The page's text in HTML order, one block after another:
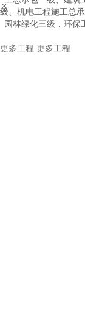
级、机电工程施工总
园林绿化三级，环保


更多工程 更多工程